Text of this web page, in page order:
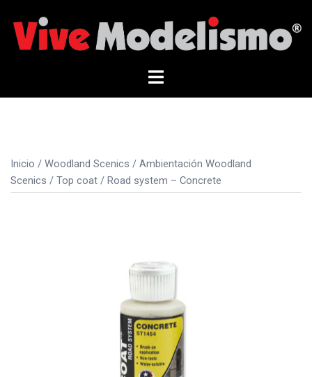
contenido
Alternar
Inicio / Woodland Scenics / Ambientación Woodland
Scenics / Top coat / Road system – Concrete